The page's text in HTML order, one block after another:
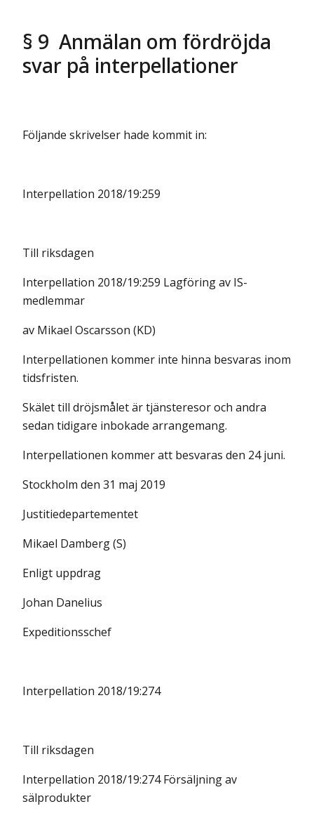
§ 9 Anmälan om fördröjda
svar på interpellationer
Följande skrivelser hade kommit in:
Interpellation 2018/19:259
Till riksdagen
Interpellation 2018/19:259 Lagföring av IS-
medlemmar
av Mikael Oscarsson (KD)
Interpellationen kommer inte hinna besvaras inom
tidsfristen.
Skälet till dröjsmålet är tjänsteresor och andra
sedan tidigare inbokade arrangemang.
Interpellationen kommer att besvaras den 24 juni.
Stockholm den 31 maj 2019
Justitiedepartementet
Mikael Damberg (S)
Enligt uppdrag
Johan Danelius
Expeditionsschef
Interpellation 2018/19:274
Till riksdagen
Interpellation 2018/19:274 Försäljning av
sälprodukter